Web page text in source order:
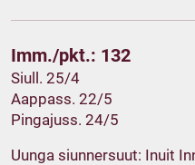
Imm./pkt.: 132
Siull. 25/4
Aappass. 22/5
Pingajuss. 24/5
Uunga siunnersuut: Inuit